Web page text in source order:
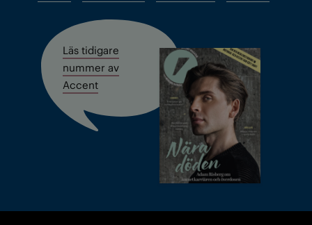
Läs tidigare
nummer av
Accent